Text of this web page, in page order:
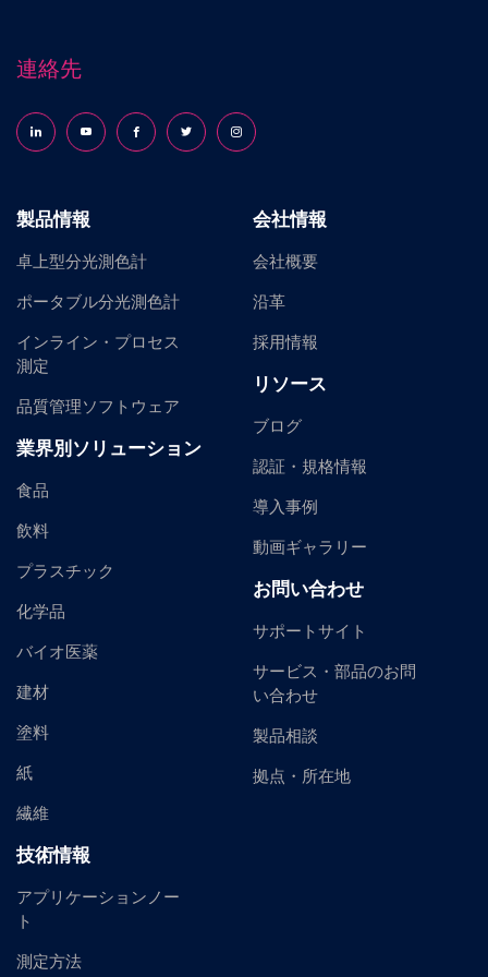
連絡先
Follow us on LinkedInFollow us on YouTubeFollow us on Facebook
Follow us on X (formerly Twitter)
Follow us on Instagram
製品情報
卓上型分光測色計
ポータブル分光測色計
インライン・プロセス
測定
品質管理ソフトウェア
業界別ソリューション
食品
飲料
プラスチック
化学品
バイオ医薬
建材
塗料
紙
繊維
技術情報
アプリケーションノー
ト
測定方法
会社情報
会社概要
沿革
採用情報
リソース
ブログ
認証・規格情報
導入事例
動画ギャラリー
お問い合わせ
サポートサイト
サービス・部品のお問
い合わせ
製品相談
拠点・所在地